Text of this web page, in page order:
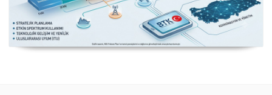
Milli Frekans Planı